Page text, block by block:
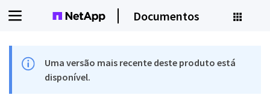
Documentos
Uma versão mais recente deste produto está
disponível.